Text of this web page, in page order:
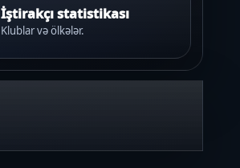
İştirakçı statistikası
Klublar və ölkələr.